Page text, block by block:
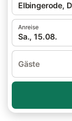
Elbingerode,
Anreise
Sa., 15.08.
Gäste